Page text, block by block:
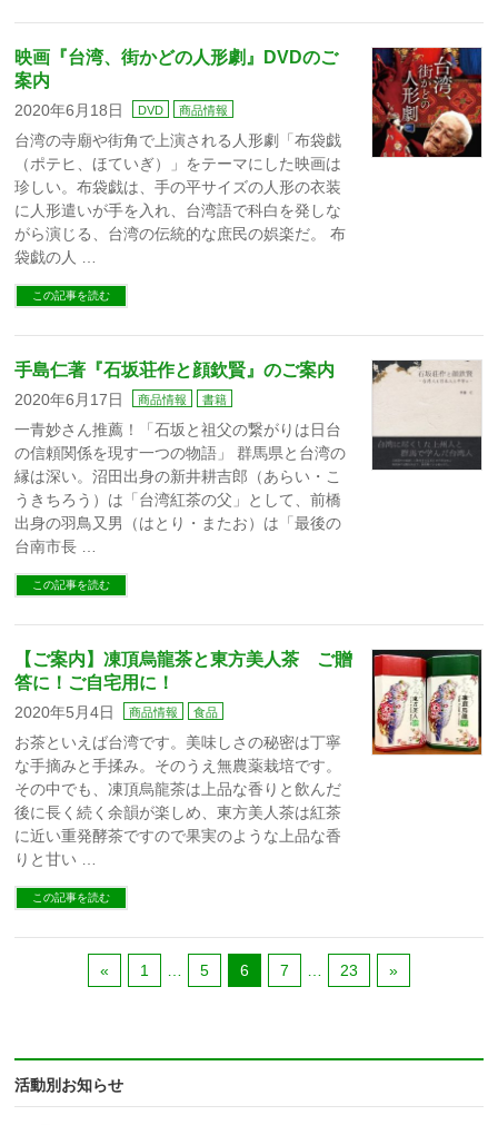
映画『台湾、街かどの人形劇』DVDのご
案内
2020年6月18日 DVD 商品情報
台湾の寺廟や街角で上演される人形劇「布袋戯
（ポテヒ、ほていぎ）」をテーマにした映画は
珍しい。布袋戯は、手の平サイズの人形の衣装
に人形遣いが手を入れ、台湾語で科白を発しな
がら演じる、台湾の伝統的な庶民の娯楽だ。 布
袋戯の人 …
この記事を読む
手島仁著『石坂荘作と顔欽賢』のご案内
2020年6月17日 商品情報 書籍
一青妙さん推薦！「石坂と祖父の繋がりは日台
の信頼関係を現す一つの物語」 群馬県と台湾の
縁は深い。沼田出身の新井耕吉郎（あらい・こ
うきちろう）は「台湾紅茶の父」として、前橋
出身の羽鳥又男（はとり・またお）は「最後の
台南市長 …
この記事を読む
【ご案内】凍頂烏龍茶と東方美人茶 ご贈
答に！ご自宅用に！
2020年5月4日 商品情報 食品
お茶といえば台湾です。美味しさの秘密は丁寧
な手摘みと手揉み。そのうえ無農薬栽培です。
その中でも、凍頂烏龍茶は上品な香りと飲んだ
後に長く続く余韻が楽しめ、東方美人茶は紅茶
に近い重発酵茶ですので果実のような上品な香
りと甘い …
この記事を読む
« 1 5 6 7 23 »
活動別お知らせ